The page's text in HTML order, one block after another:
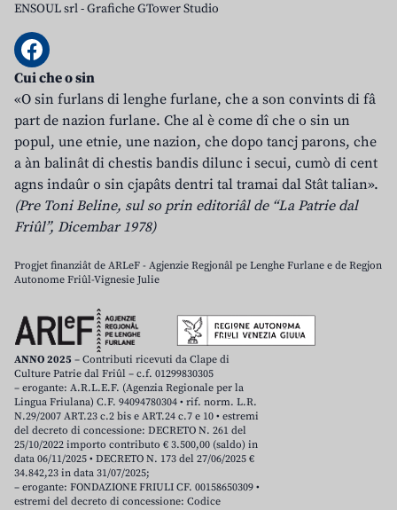
ENSOUL srl-Grafiche GTower Studio
Cui che o sin
«O sin furlans di lenghe furlane, che a son convints di fâ
part de nazion furlane. Che al è come dî che o sin un
popul, une etnie, une nazion, che dopo tancj parons, che
a àn balinât di chestis bandis dilunc i secui, cumò di cent
agns indaûr o sin cjapâts dentri tal tramai dal Stât talian».
(Pre Toni Beline, sul so prin editoriâl de “La Patrie dal
Friûl”, Dicembar 1978)
Progjet finanziât de ARLeF - Agjenzie Regjonâl pe Lenghe Furlane e de Regjon
Autonome Friûl-Vignesie Julie
ANNO 2025 – Contributi ricevuti da Clape di
Culture Patrie dal Friûl – c.f. 01299830305
– erogante: A.R.L.E.F. (Agenzia Regionale per la
Lingua Friulana) C.F. 94094780304 • rif. norm. L.R.
N.29/2007 ART.23 c.2 bis e ART.24 c.7 e 10 • estremi
del decreto di concessione: DECRETO N. 261 del
25/10/2022 importo contributo € 3.500,00 (saldo) in
data 06/11/2025 • DECRETO N. 173 del 27/06/2025 €
34.842,23 in data 31/07/2025;
– erogante: FONDAZIONE FRIULI CF. 00158650309 •
estremi del decreto di concessione: Codice